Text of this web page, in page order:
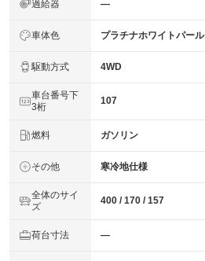
過給器 ―
車体色 プラチナホワイトパール
駆動方式 4WD
車台番号下
3桁
107
燃料 ガソリン
その他 寒冷地仕様
全体のサイ
ズ
400 / 170 / 157
荷台寸法 ―